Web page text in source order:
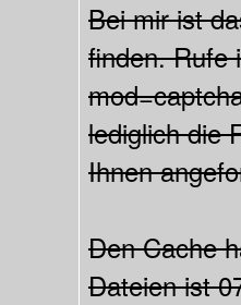
Bei mir ist
finden. Rufe
lediglich die
Ihnen
Den Cache
Dateien ist